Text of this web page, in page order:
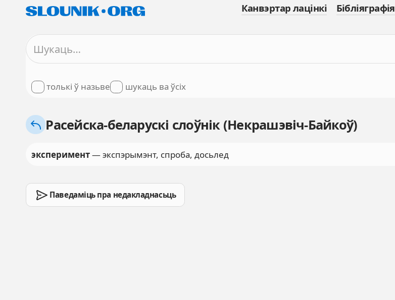
Канвэртар лацінкі Бібліяграфія
толькі ў назьве шукаць ва ўсіх
Расейска-беларускі слоўнік (Некрашэвіч-Байкоў)
эксперимент— экспэрымэнт, спроба, досьлед
Паведаміць пра недакладнасьць